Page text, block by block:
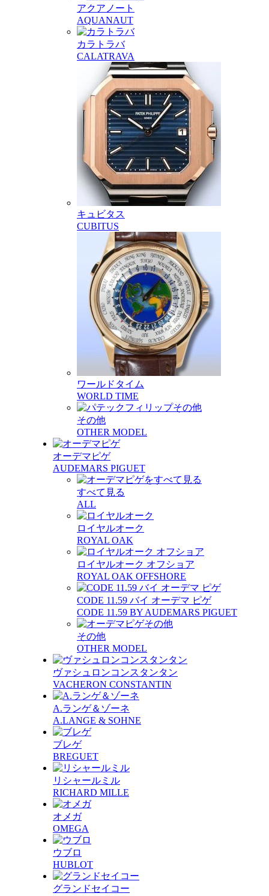
アクアノート
AQUANAUT
カラトラバ
CALATRAVA
キュビタス
CUBITUS
ワールドタイム
WORLD TIME
その他
OTHER MODEL
オーデマピゲ
AUDEMARS PIGUET
すべて見る
ALL
ロイヤルオーク
ROYAL OAK
ロイヤルオーク オフショア
ROYAL OAK OFFSHORE
CODE 11.59 バイ オーデマ ピゲ
CODE 11.59 BY AUDEMARS PIGUET
その他
OTHER MODEL
ヴァシュロンコンスタンタン
VACHERON CONSTANTIN
A.ランゲ＆ゾーネ
A.LANGE & SOHNE
ブレゲ
BREGUET
リシャールミル
RICHARD MILLE
オメガ
OMEGA
ウブロ
HUBLOT
グランドセイコー